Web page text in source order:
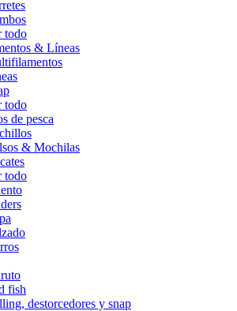
todo
& Líneas
todo
de pesca
& Mochilas
todo
fish
destorcedores y snap